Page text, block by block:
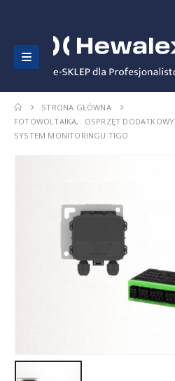
STRONA GŁÓWNA
FOTOWOLTAIKA,
OSPRZĘT DODATKOWY
SYSTEM MONITORINGU TIGO